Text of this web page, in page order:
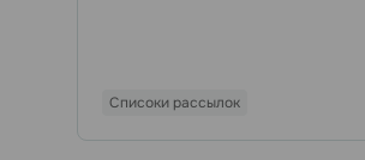
эффективно планировать работу,
Списоки рассылок